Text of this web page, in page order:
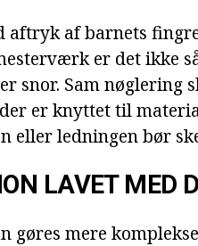
aftryk af barnets
er det ikke
snor. Sam nøglering
er knyttet til
eller ledningen bør
LAVET MED
gøres mere